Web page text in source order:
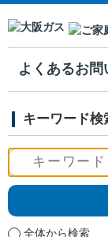
よくあるお
キーワード検
全体から検索